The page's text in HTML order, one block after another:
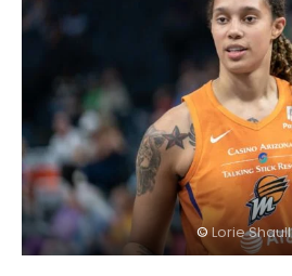
©Lorie Shaull